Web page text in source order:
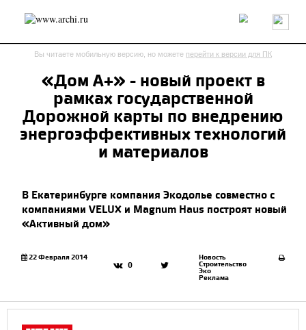
Россия Мир Технологии Интерьер Пресса
Архитекторы
send.project Анонсы конкурсов
Журнал
Интервью
Обзор
Объект
Результаты конкурса
Рецензия Архитектура
Книги
Наследие Образование
Урбанистика
Эко
Вы читаете мобильную версию, но можете перейти к версии для ПК
«Дом А+» - новый проект в
рамках государственной
Дорожной карты по внедрению
энергоэффективных технологий
и материалов
В Екатеринбурге компания Экодолье совместно с
компаниями VELUX и Magnum Haus построят новый
«Активный дом»
22 Февраля 2014
0
Новость
Строительство
Эко
Реклама